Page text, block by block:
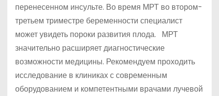
перенесенном инсульте. Во время МРТ во втором-
третьем триместре беременности специалист
может увидеть пороки развития плода. МРТ
значительно расширяет диагностические
возможности медицины. Рекомендуем проходить
исследование в клиниках с современным
оборудованием и компетентными врачами лучевой